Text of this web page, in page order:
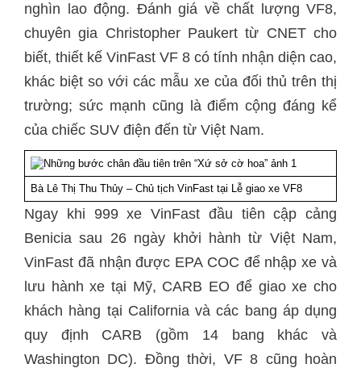
nghìn lao động. Đánh giá về chất lượng VF8,
chuyên gia Christopher Paukert từ CNET cho
biết, thiết kế VinFast VF 8 có tính nhận diện cao,
khác biệt so với các mẫu xe của đối thủ trên thị
trường; sức mạnh cũng là điểm cộng đáng kể
của chiếc SUV điện đến từ Việt Nam.
Bà Lê Thị Thu Thủy – Chủ tịch VinFast tại Lễ giao xe VF8
Ngay khi 999 xe VinFast đầu tiên cập cảng
Benicia sau 26 ngày khởi hành từ Việt Nam,
VinFast đã nhận được EPA COC để nhập xe và
lưu hành xe tại Mỹ, CARB EO để giao xe cho
khách hàng tại California và các bang áp dụng
quy định CARB (gồm 14 bang khác và
Washington DC). Đồng thời, VF 8 cũng hoàn